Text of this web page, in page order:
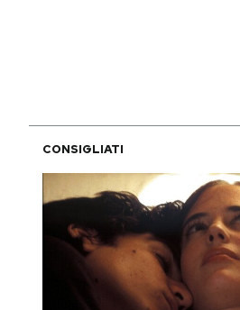
I MIEI PREFERITI
CALENDARIO
CONSIGLIATI